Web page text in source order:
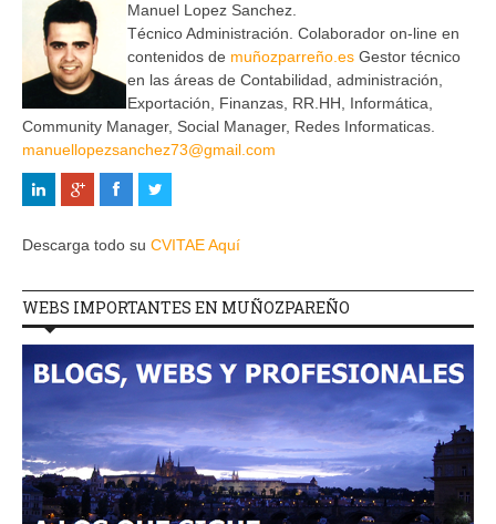
Manuel Lopez Sanchez.
Técnico Administración. Colaborador on-line en
contenidos de muñozparreño.es Gestor técnico
en las áreas de Contabilidad, administración,
Exportación, Finanzas, RR.HH, Informática,
Community Manager, Social Manager, Redes Informaticas.
manuellopezsanchez73@gmail.com
Descarga todo su CVITAE Aquí
WEBS IMPORTANTES EN MUÑOZPAREÑO